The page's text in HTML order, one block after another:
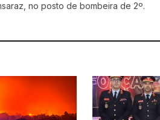
no posto de bombeira de 2º.